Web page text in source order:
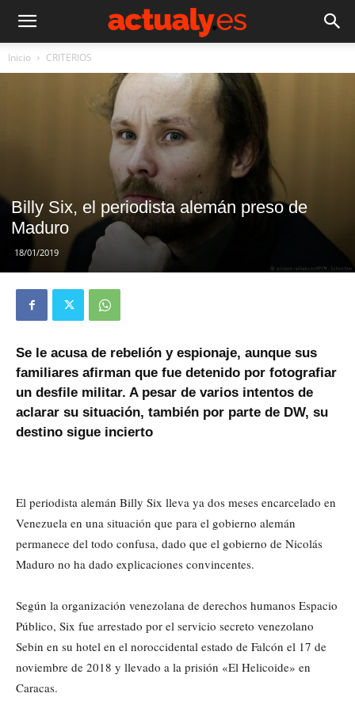
Inicio CRITERIOS
Billy Six, el periodista alemán preso de
Maduro
18/01/2019
Se le acusa de rebelión y espionaje, aunque sus
familiares afirman que fue detenido por fotografiar
un desfile militar. A pesar de varios intentos de
aclarar su situación, también por parte de DW, su
destino sigue incierto
El periodista alemán Billy Six lleva ya dos meses encarcelado en
Venezuela en una situación que para el gobierno alemán
permanece del todo confusa, dado que el gobierno de Nicolás
Maduro no ha dado explicaciones convincentes.
Según la organización venezolana de derechos humanos Espacio
Público, Six fue arrestado por el servicio secreto venezolano
Sebin en su hotel en el noroccidental estado de Falcón el 17 de
noviembre de 2018 y llevado a la prisión «El Helicoide» en
Caracas.